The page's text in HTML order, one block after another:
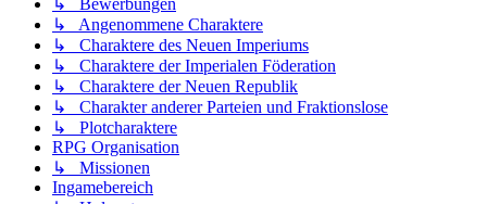
↳ Bewerbungen
↳ Angenommene Charaktere
↳ Charaktere des Neuen Imperiums
↳ Charaktere der Imperialen Föderation
↳ Charaktere der Neuen Republik
↳ Charakter anderer Parteien und Fraktionslose
↳ Plotcharaktere
RPG Organisation
↳ Missionen
Ingamebereich